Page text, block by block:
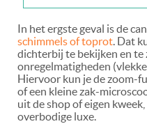
In het ergste geval is de
schimmels of toprot. Dat
dichterbij te bekijken en te
onregelmatigheden
Hiervoor kun je de zoom-
of een kleine zak-
uit de shop of eigen
overbodige luxe.